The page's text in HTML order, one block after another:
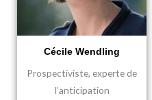
Cécile Wendling
Prospectiviste, experte de
l’anticipation